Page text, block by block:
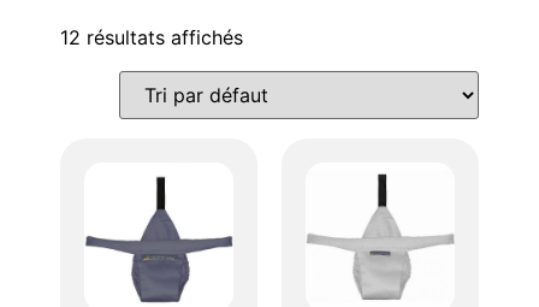
12 résultats affichés